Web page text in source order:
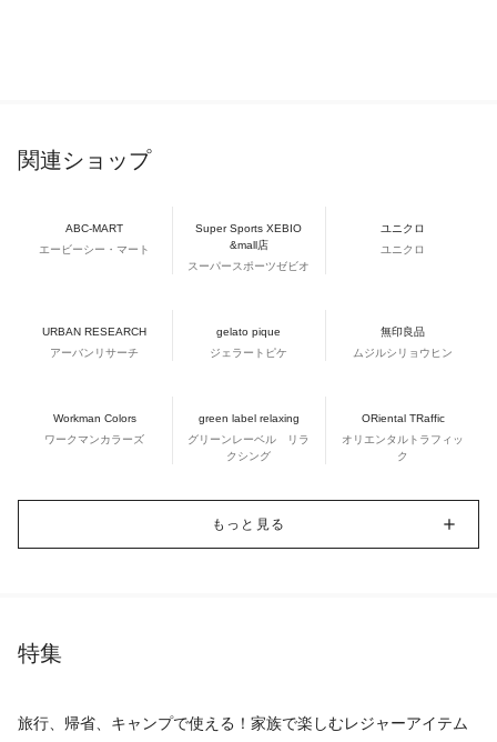
関連ショップ
ABC-MART
エービーシー・マート
Super Sports XEBIO
&mall店
スーパースポーツゼビオ
ユニクロ
ユニクロ
URBAN RESEARCH
アーバンリサーチ
gelato pique
ジェラートピケ
無印良品
ムジルシリョウヒン
Workman Colors
ワークマンカラーズ
green label relaxing
グリーンレーベル リラ
クシング
ORiental TRaffic
オリエンタルトラフィッ
ク
もっと見る
特集
旅行、帰省、キャンプで使える！家族で楽しむレジャーアイテム